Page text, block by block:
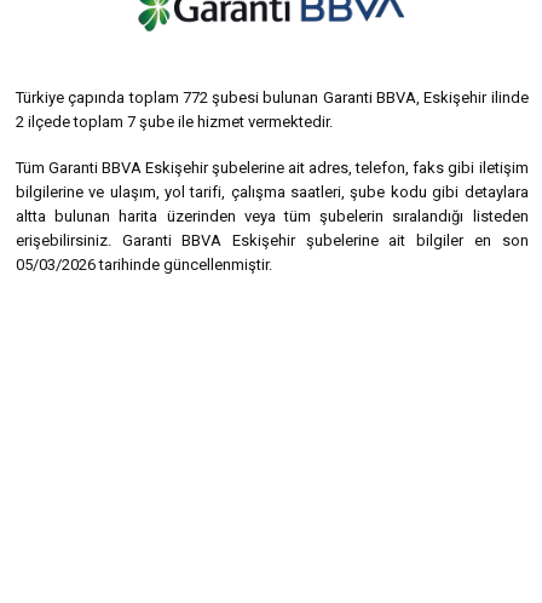
Türkiye çapında toplam 772 şubesi bulunan Garanti BBVA, Eskişehir ilinde
2 ilçede toplam 7 şube ile hizmet vermektedir.
Tüm Garanti BBVA Eskişehir şubelerine ait adres, telefon, faks gibi iletişim
bilgilerine ve ulaşım, yol tarifi, çalışma saatleri, şube kodu gibi detaylara
altta bulunan harita üzerinden veya tüm şubelerin sıralandığı listeden
erişebilirsiniz. Garanti BBVA Eskişehir şubelerine ait bilgiler en son
05/03/2026 tarihinde güncellenmiştir.